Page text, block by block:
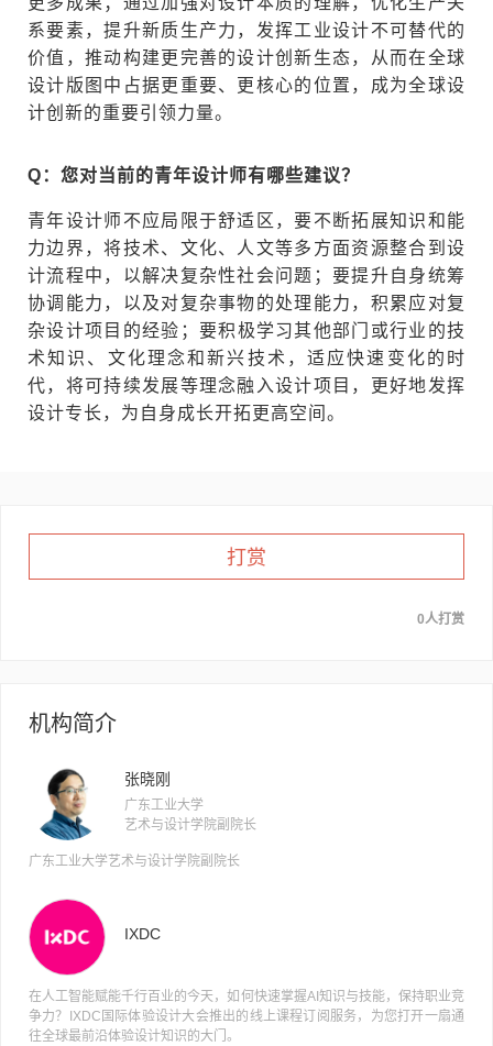
系要素，提升新质生产力，发挥工业设计不可替代的
价值，推动构建更完善的设计创新生态，从而在全球
设计版图中占据更重要、更核心的位置，成为全球设
计创新的重要引领力量。
Q：您对当前的青年设计师有哪些建议？
青年设计师不应局限于舒适区，要不断拓展知识和能
力边界，将技术、文化、人文等多方面资源整合到设
计流程中，以解决复杂性社会问题；要提升自身统筹
协调能力，以及对复杂事物的处理能力，积累应对复
杂设计项目的经验；要积极学习其他部门或行业的技
术知识、文化理念和新兴技术，适应快速变化的时
代，将可持续发展等理念融入设计项目，更好地发挥
设计专长，为自身成长开拓更高空间。
打赏
0人打赏
机构简介
张晓刚
广东工业大学
艺术与设计学院副院长
广东工业大学艺术与设计学院副院长
IXDC
在人工智能赋能千行百业的今天，如何快速掌握AI知识与技能，保持职业竞
争力？IXDC国际体验设计大会推出的线上课程订阅服务，为您打开一扇通
往全球最前沿体验设计知识的大门。